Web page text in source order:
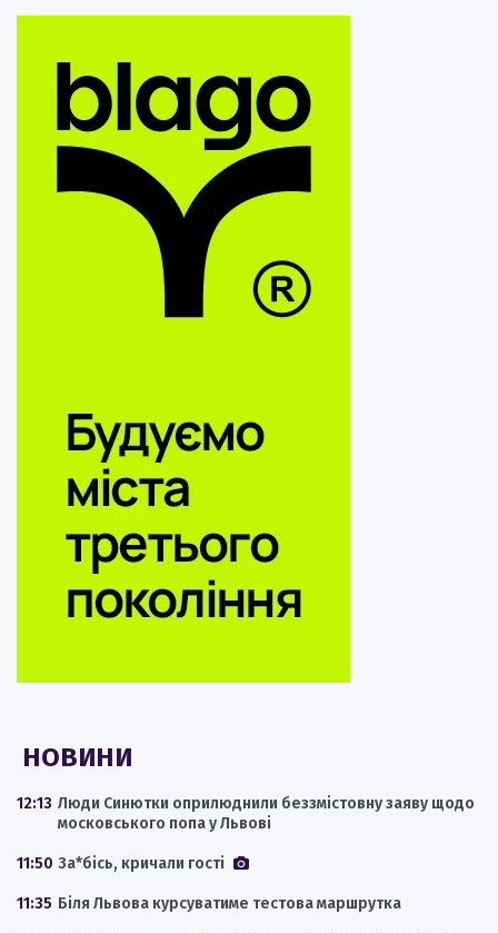
НОВИНИ
12:13 Люди Синютки оприлюднили беззмістовну заяву щодо
московського попа у Львові
11:50 За*бісь, кричали гості
11:35 Біля Львова курсуватиме тестова маршрутка